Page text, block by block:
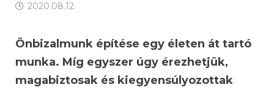
2020.08.12.
Önbizalmunk építése egy életen át tartó
munka. Míg egyszer úgy érezhetjük,
magabiztosak és kiegyensúlyozottak